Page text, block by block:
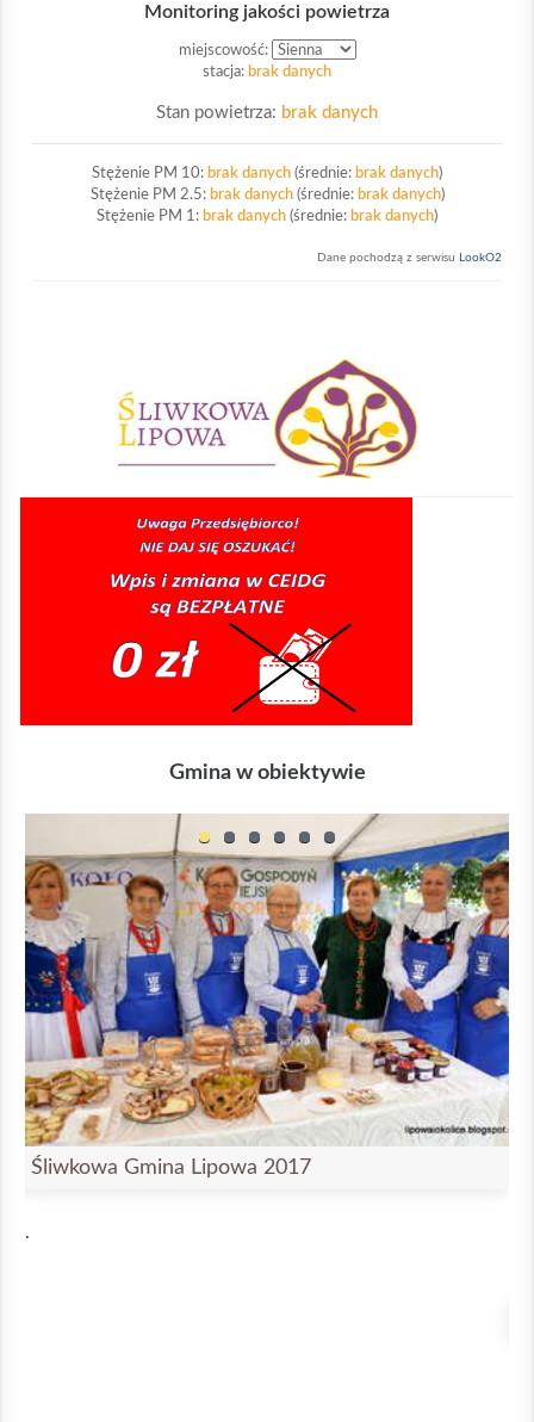
Monitoring jakości powietrza
miejscowość:
stacja: brak danych
Stan powietrza: brak danych
Stężenie PM 10: brak danych (średnie: brak danych)
Stężenie PM 2.5: brak danych(średnie: brak danych)
Stężenie PM 1: brak danych (średnie: brak danych)
Dane pochodzą z serwisu LookO2
Gmina w obiektywie
Śliwkowa Gmina Lipowa 2017
.